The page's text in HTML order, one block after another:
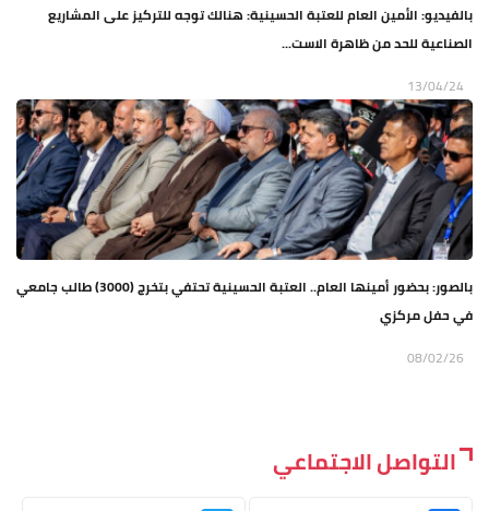
بالفيديو: الأمين العام للعتبة الحسينية: هنالك توجه للتركيز على المشاريع
الصناعية للحد من ظاهرة الاست...
13/04/24
بالصور: بحضور أمينها العام.. العتبة الحسينية تحتفي بتخرج (3000) طالب جامعي
في حفل مركزي
08/02/26
التواصل الاجتماعي